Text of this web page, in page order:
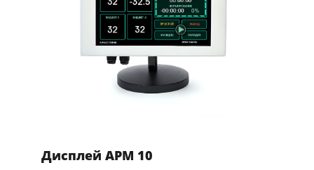
Дисплей АРМ 10